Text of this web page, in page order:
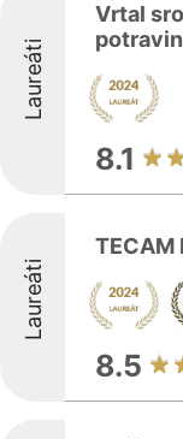
Laureáti
Vrtal
potravin
8.1
Laureáti
TECAM
8.5